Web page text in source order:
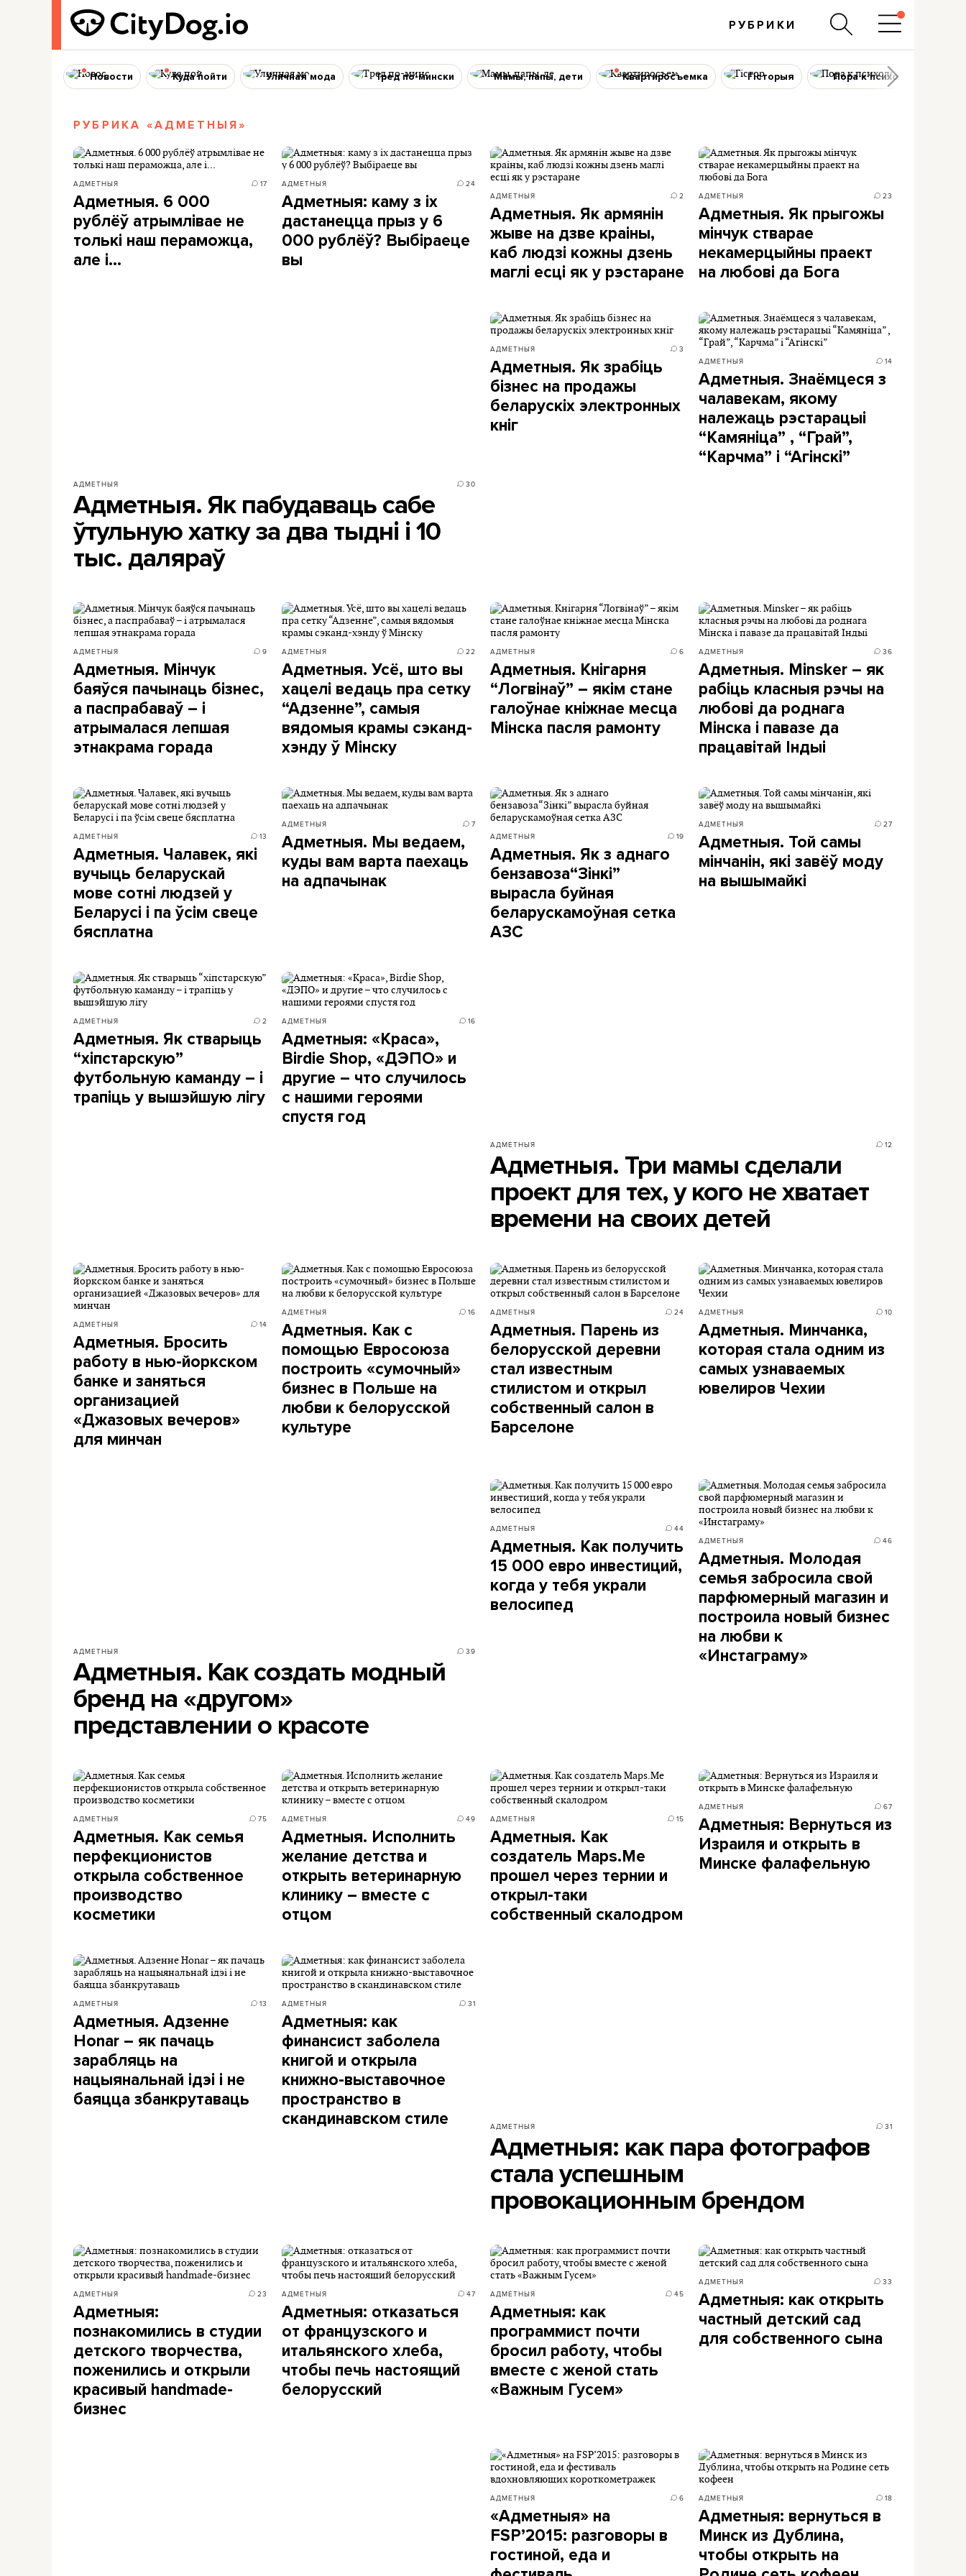
РУБРИКИ
Новости Куда пойти Уличная мода Тред по-мински Мамы, папы, дети Квартиросъемка Гісторыя Пора к психологу
РУБРИКА «АДМЕТНЫЯ»
АДМЕТНЫЯ 17
Адметныя. 6 000
рублёў атрымлівае не
толькі наш пераможца,
але і...
АДМЕТНЫЯ 24
Адметныя: каму з іх
дастанецца прыз у 6
000 рублёў? Выбіраеце
вы
АДМЕТНЫЯ 2
Адметныя. Як армянін
жыве на дзве краіны,
каб людзі кожны дзень
маглі есці як у рэстаране
АДМЕТНЫЯ 23
Адметныя. Як прыгожы
мінчук стварае
некамерцыйны праект
на любові да Бога
АДМЕТНЫЯ 30
Адметныя. Як пабудаваць сабе
ўтульную хатку за два тыдні і 10
тыс. даляраў
АДМЕТНЫЯ 3
Адметныя. Як зрабіць
бізнес на продажы
беларускіх электронных
кніг
АДМЕТНЫЯ 14
Адметныя. Знаёмцеся з
чалавекам, якому
належаць рэстарацыі
“Камяніца” , “Грай”,
“Карчма” і “Агінскі”
АДМЕТНЫЯ 9
Адметныя. Мінчук
баяўся пачынаць бізнес,
а паспрабаваў – і
атрымалася лепшая
этнакрама горада
АДМЕТНЫЯ 22
Адметныя. Усё, што вы
хацелі ведаць пра сетку
“Адзенне”, самыя
вядомыя крамы сэканд-
хэнду ў Мінску
АДМЕТНЫЯ 6
Адметныя. Кнігарня
“Логвінаў” – якім стане
галоўнае кніжнае месца
Мінска пасля рамонту
АДМЕТНЫЯ 36
Адметныя. Minsker – як
рабіць класныя рэчы на
любові да роднага
Мінска і павазе да
працавітай Індыі
АДМЕТНЫЯ 13
Адметныя. Чалавек, які
вучыць беларускай
мове сотні людзей у
Беларусі і па ўсім свеце
бясплатна
АДМЕТНЫЯ 7
Адметныя. Мы ведаем,
куды вам варта паехаць
на адпачынак
АДМЕТНЫЯ 19
Адметныя. Як з аднаго
бензавоза“Зінкі”
вырасла буйная
беларускамоўная сетка
АЗС
АДМЕТНЫЯ 27
Адметныя. Той самы
мінчанін, які завёў моду
на вышымайкі
АДМЕТНЫЯ 2
Адметныя. Як стварыць
“хіпстарскую”
футбольную каманду – і
трапіць у вышэйшую лігу
АДМЕТНЫЯ 16
Адметныя: «Краса»,
Birdie Shop, «ДЭПО» и
другие – что случилось
с нашими героями
спустя год
АДМЕТНЫЯ 12
Адметныя. Три мамы сделали
проект для тех, у кого не хватает
времени на своих детей
АДМЕТНЫЯ 14
Адметныя. Бросить
работу в нью-йоркском
банке и заняться
организацией
«Джазовых вечеров»
для минчан
АДМЕТНЫЯ 16
Адметныя. Как с
помощью Евросоюза
построить «сумочный»
бизнес в Польше на
любви к белорусской
культуре
АДМЕТНЫЯ 24
Адметныя. Парень из
белорусской деревни
стал известным
стилистом и открыл
собственный салон в
Барселоне
АДМЕТНЫЯ 10
Адметныя. Минчанка,
которая стала одним из
самых узнаваемых
ювелиров Чехии
АДМЕТНЫЯ 39
Адметныя. Как создать модный
бренд на «другом»
представлении о красоте
АДМЕТНЫЯ 44
Адметныя. Как получить
15 000 евро инвестиций,
когда у тебя украли
велосипед
АДМЕТНЫЯ 46
Адметныя. Молодая
семья забросила свой
парфюмерный магазин и
построила новый бизнес
на любви к
«Инстаграму»
АДМЕТНЫЯ 75
Адметныя. Как семья
перфекционистов
открыла собственное
производство
косметики
АДМЕТНЫЯ 49
Адметныя. Исполнить
желание детства и
открыть ветеринарную
клинику – вместе с
отцом
АДМЕТНЫЯ 15
Адметныя. Как
создатель Maps.Me
прошел через тернии и
открыл-таки
собственный скалодром
АДМЕТНЫЯ 67
Адметныя: Вернуться из
Израиля и открыть в
Минске фалафельную
АДМЕТНЫЯ 13
Адметныя. Адзенне
Honar – як пачаць
зарабляць на
нацыянальнай ідэі і не
баяцца збанкрутаваць
АДМЕТНЫЯ 31
Адметныя: как
финансист заболела
книгой и открыла
книжно-выставочное
пространство в
скандинавском стиле
АДМЕТНЫЯ 31
Адметныя: как пара фотографов
стала успешным
провокационным брендом
АДМЕТНЫЯ 23
Адметныя:
познакомились в студии
детского творчества,
поженились и открыли
красивый handmade-
бизнес
АДМЕТНЫЯ 47
Адметныя: отказаться
от французского и
итальянского хлеба,
чтобы печь настоящий
белорусский
АДМЕТНЫЯ 45
Адметныя: как
программист почти
бросил работу, чтобы
вместе с женой стать
«Важным Гусем»
АДМЕТНЫЯ 33
Адметныя: как открыть
частный детский сад
для собственного сына
АДМЕТНЫЯ 6
«Адметныя» на
FSP’2015: разговоры в
гостиной, еда и
АДМЕТНЫЯ 18
Адметныя: вернуться в
Минск из Дублина,
чтобы открыть на